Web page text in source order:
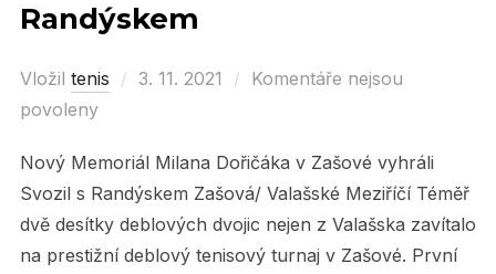
Randýskem
Vložil tenis
Posted
3. 11. 2021
Komentáře nejsou
povoleny
Nový Memoriál Milana Dořičáka v Zašové vyhráli
Svozil s Randýskem Zašová/ Valašské Meziříčí Téměř
dvě desítky deblových dvojic nejen z Valašska zavítalo
na prestižní deblový tenisový turnaj v Zašové. První